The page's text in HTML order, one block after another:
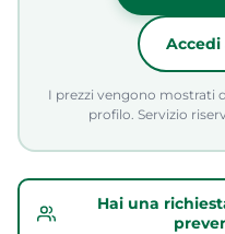
I prezzi vengono mostrati
profilo. Servizio
Hai una